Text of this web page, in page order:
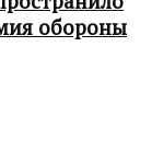
обороны